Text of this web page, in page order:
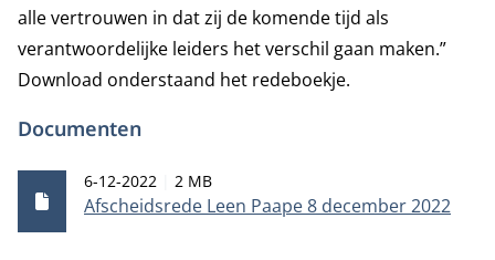
alle vertrouwen in dat zij de komende tijd als
verantwoordelijke leiders het verschil gaan maken.”
Download onderstaand het redeboekje.
Documenten
Afscheidsrede Leen Paape 8 december 2022
Publicatiedatum
6-12-2022 Bestandsgrootte
2 MB